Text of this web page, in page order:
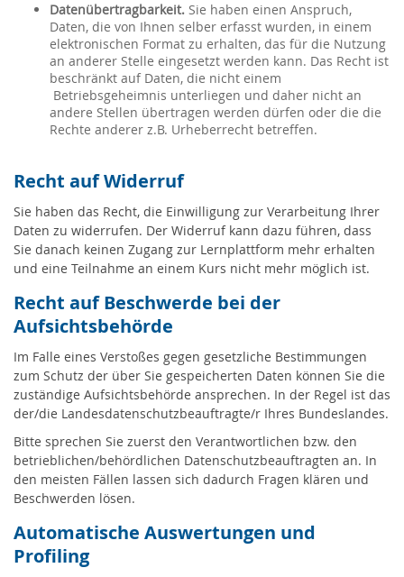
Datenübertragbarkeit. Sie haben einen Anspruch,
Daten, die von Ihnen selber erfasst wurden, in einem
elektronischen Format zu erhalten, das für die Nutzung
an anderer Stelle eingesetzt werden kann. Das Recht ist
beschränkt auf Daten, die nicht einem
Betriebsgeheimnis unterliegen und daher nicht an
andere Stellen übertragen werden dürfen oder die die
Rechte anderer z.B. Urheberrecht betreffen.
Recht auf Widerruf
Sie haben das Recht, die Einwilligung zur Verarbeitung Ihrer
Daten zu widerrufen. Der Widerruf kann dazu führen, dass
Sie danach keinen Zugang zur Lernplattform mehr erhalten
und eine Teilnahme an einem Kurs nicht mehr möglich ist.
Recht auf Beschwerde bei der
Aufsichtsbehörde
Im Falle eines Verstoßes gegen gesetzliche Bestimmungen
zum Schutz der über Sie gespeicherten Daten können Sie die
zuständige Aufsichtsbehörde ansprechen. In der Regel ist das
der/die Landesdatenschutzbeauftragte/r Ihres Bundeslandes.
Bitte sprechen Sie zuerst den Verantwortlichen bzw. den
betrieblichen/behördlichen Datenschutzbeauftragten an. In
den meisten Fällen lassen sich dadurch Fragen klären und
Beschwerden lösen.
Automatische Auswertungen und
Profiling